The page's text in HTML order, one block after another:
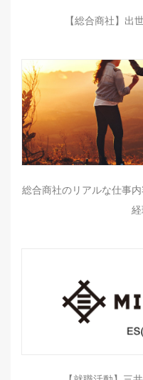
【総合商社】出
総合商社のリアルな仕事